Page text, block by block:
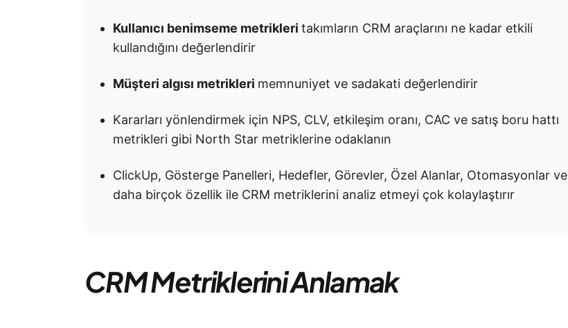
Kullanıcı benimseme metrikleri takımların CRM araçlarını ne kadar etkili
kullandığını değerlendirir
Müşteri algısı metrikleri memnuniyet ve sadakati değerlendirir
Kararları yönlendirmek için NPS, CLV, etkileşim oranı, CAC ve satış boru hattı
metrikleri gibi North Star metriklerine odaklanın
ClickUp, Gösterge Panelleri, Hedefler, Görevler, Özel Alanlar, Otomasyonlar ve
daha birçok özellik ile CRM metriklerini analiz etmeyi çok kolaylaştırır
CRM Metriklerini Anlamak